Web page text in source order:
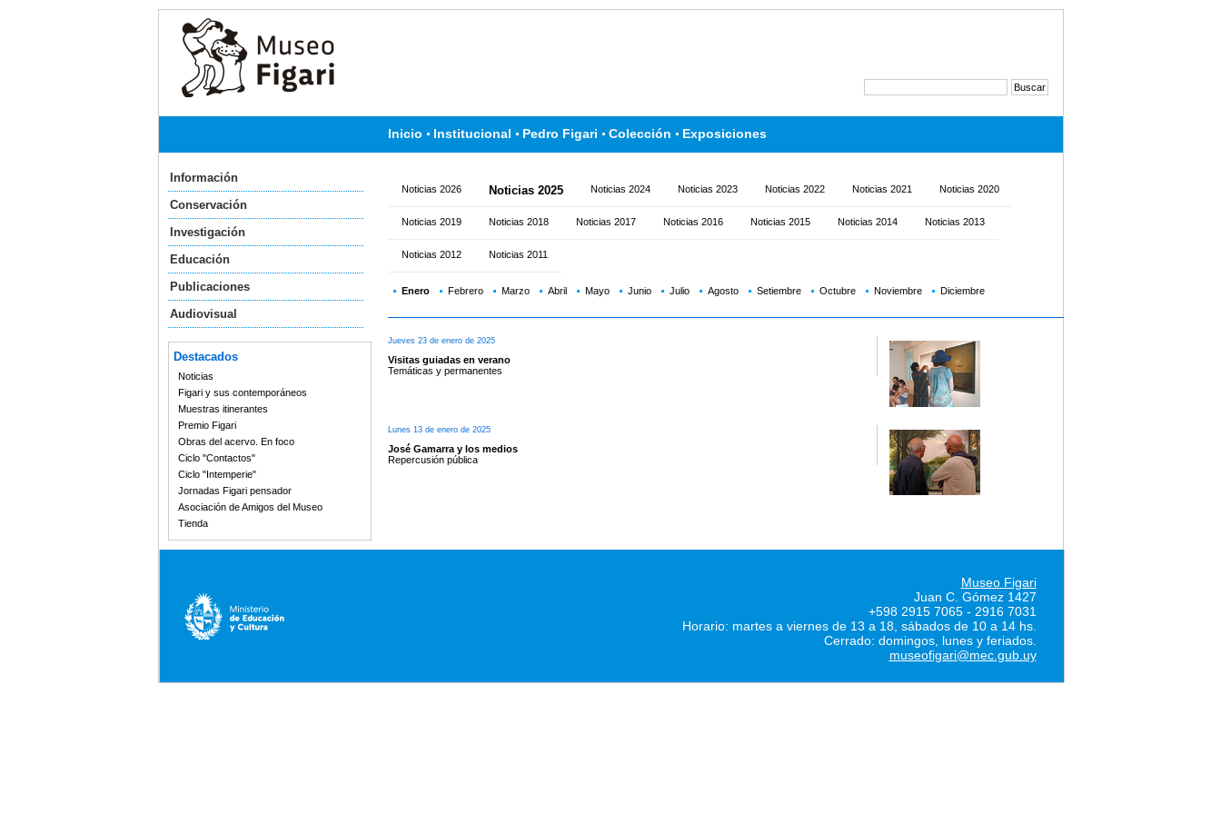
Inicio Institucional Pedro Figari Colección Exposiciones
Información
Conservación
Investigación
Educación
Publicaciones
Audiovisual
Destacados
Noticias
Figari y sus contemporáneos
Muestras itinerantes
Premio Figari
Obras del acervo. En foco
Ciclo "Contactos"
Ciclo "Intemperie"
Jornadas Figari pensador
Asociación de Amigos del Museo
Tienda
Noticias 2026 Noticias 2025 Noticias 2024 Noticias 2023 Noticias 2022 Noticias 2021 Noticias 2020
Noticias 2019 Noticias 2018 Noticias 2017 Noticias 2016 Noticias 2015 Noticias 2014 Noticias 2013
Noticias 2012 Noticias 2011
Enero Febrero Marzo Abril Mayo Junio Julio Agosto Setiembre Octubre Noviembre Diciembre
Jueves 23 de enero de 2025
Visitas guiadas en verano
Temáticas y permanentes
Lunes 13 de enero de 2025
José Gamarra y los medios
Repercusión pública
Museo Figari
Juan C. Gómez 1427
+598 2915 7065 - 2916 7031
Horario: martes a viernes de 13 a 18, sábados de 10 a 14 hs.
Cerrado: domingos, lunes y feriados.
museofigari@mec.gub.uy